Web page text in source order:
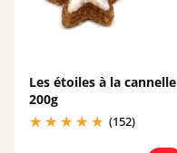
Les étoiles à la cannelle
200g
(152)